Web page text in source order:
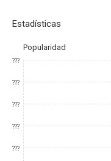
Estadísticas
Popularidad
???
???
???
???
???